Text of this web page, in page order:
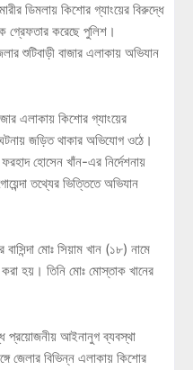
ডিমলায় কিশোর গ্যাংয়ের বিরুদ্ধে
গ্রেফতার করেছে পুলিশ।
শুটিবাড়ী বাজার এলাকায় অভিযান
এলাকায় কিশোর গ্যাংয়ের
জড়িত থাকার অভিযোগ ওঠে।
হোসেন খাঁন-এর নির্দেশনায়
তথ্যের ভিত্তিতে অভিযান
মোঃ সিয়াম খান (১৮) নামে
হয়। তিনি মোঃ মোস্তাক খানের
প্রয়োজনীয় আইনানুগ ব্যবস্থা
জেলার বিভিন্ন এলাকায় কিশোর